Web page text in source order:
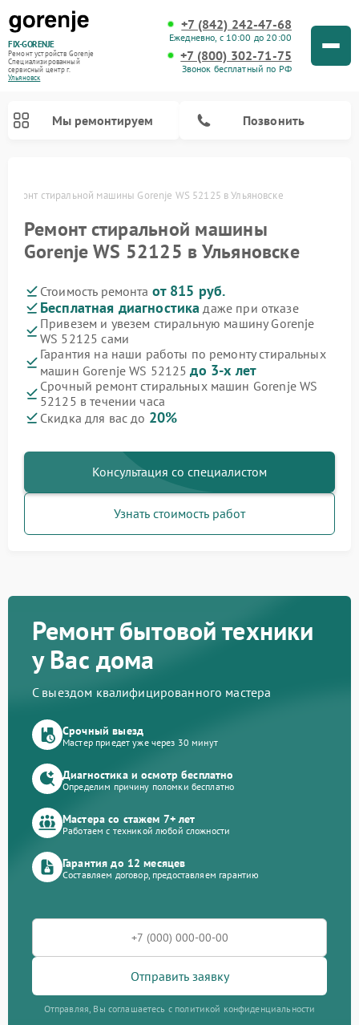
FIX-GORENJE
Ремонт устройств Gorenje
Специализированный
cервисный центр г.
Ульяновск
+7 (842) 242-47-68
Ежедневно, с 10:00 до 20:00
+7 (800) 302-71-75
Звонок бесплатный по РФ
Мы ремонтируем Позвонить
Ремонт стиральной машины Gorenje WS 52125 в Ульяновске
Ремонт стиральной машины
Gorenje WS 52125 в Ульяновске
Стоимость ремонта от 815 руб.
Бесплатная диагностика даже при отказе
Привезем и увезем стиральную машину Gorenje
WS 52125 сами
Гарантия на наши работы по ремонту стиральных
машин Gorenje WS 52125до 3-х лет
Срочный ремонт стиральных машин Gorenje WS
52125 в течении часа
Скидка для вас до 20%
Консультация со специалистом
Узнать стоимость работ
Ремонт бытовой техники
у Вас дома
С выездом квалифицированного мастера
Срочный выезд
Мастер приедет уже через 30 минут
Диагностика и осмотр бесплатно
Определим причину поломки бесплатно
Мастера со стажем 7+ лет
Работаем с техникой любой сложности
Гарантия до 12 месяцев
Составляем договор, предоставляем гарантию
Отправить заявку
Отправляя, Вы соглашаетесь с политикой конфиденциальности